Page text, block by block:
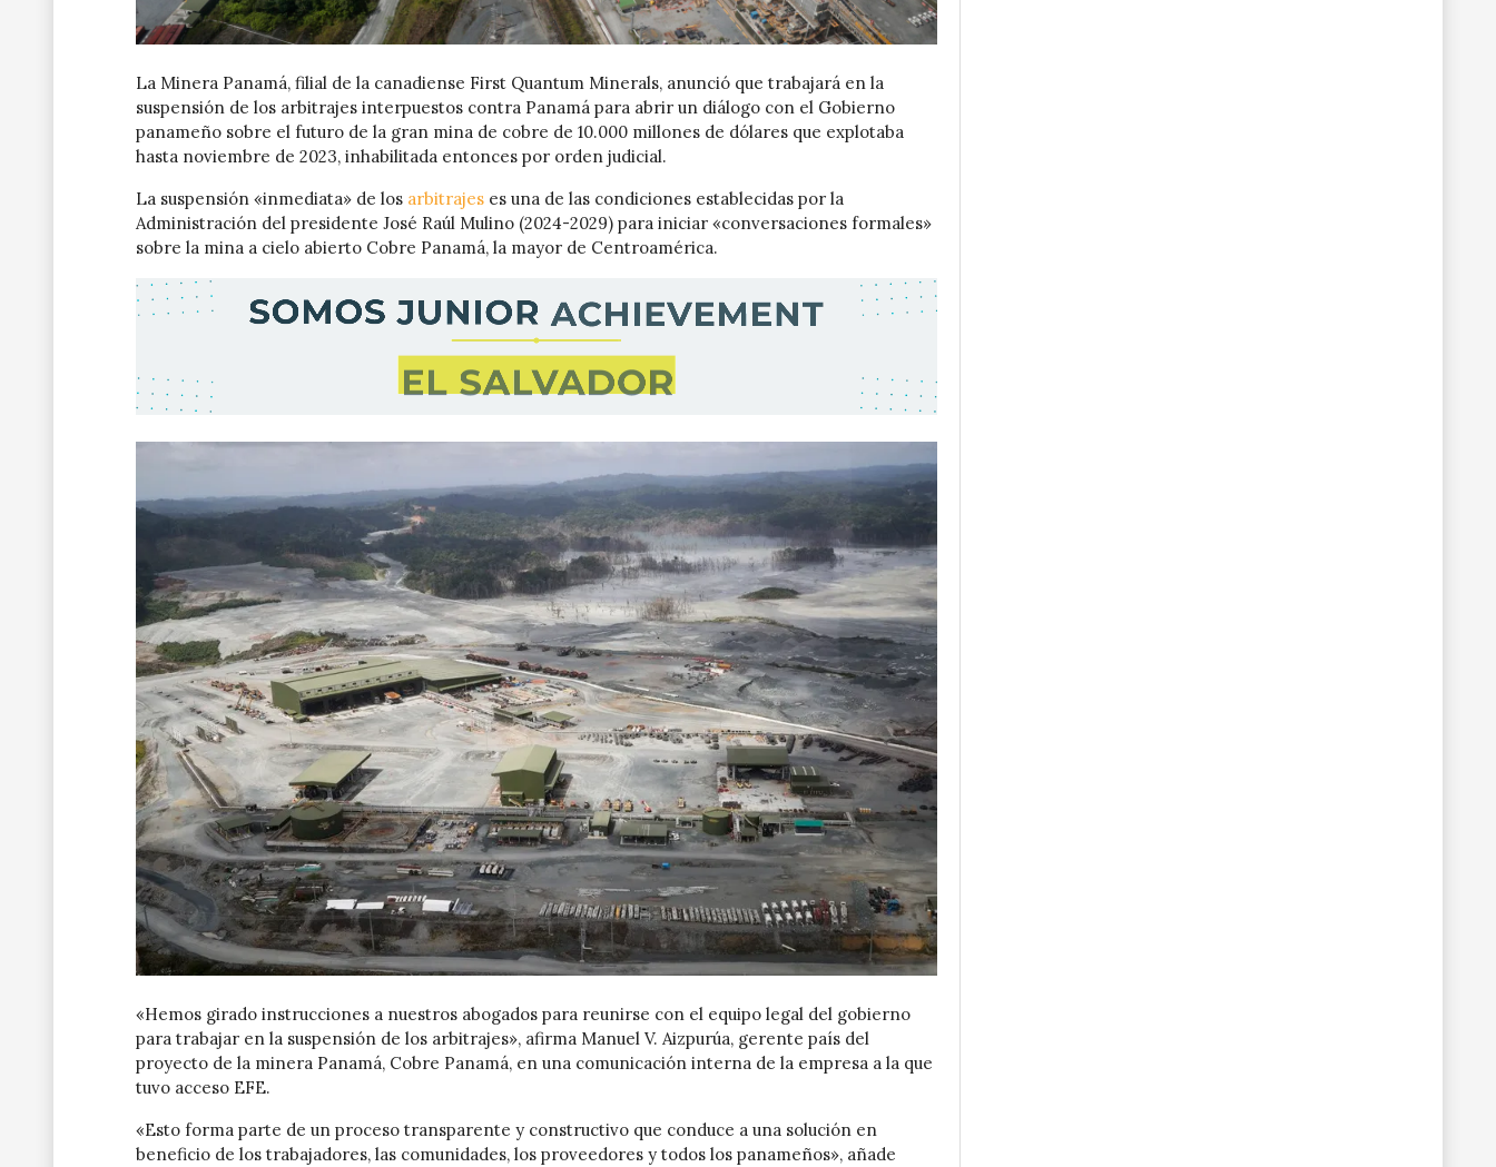
La Minera Panamá, filial de la canadiense First Quantum Minerals, anunció que trabajará en la
suspensión de los arbitrajes interpuestos contra Panamá para abrir un diálogo con el Gobierno
panameño sobre el futuro de la gran mina de cobre de 10.000 millones de dólares que explotaba
hasta noviembre de 2023, inhabilitada entonces por orden judicial.
La suspensión «inmediata» de los arbitrajes es una de las condiciones establecidas por la
Administración del presidente José Raúl Mulino (2024-2029) para iniciar «conversaciones formales»
sobre la mina a cielo abierto Cobre Panamá, la mayor de Centroamérica.
«Hemos girado instrucciones a nuestros abogados para reunirse con el equipo legal del gobierno
para trabajar en la suspensión de los arbitrajes», afirma Manuel V. Aizpurúa, gerente país del
proyecto de la minera Panamá, Cobre Panamá, en una comunicación interna de la empresa a la que
tuvo acceso EFE.
«Esto forma parte de un proceso transparente y constructivo que conduce a una solución en
beneficio de los trabajadores, las comunidades, los proveedores y todos los panameños», añade